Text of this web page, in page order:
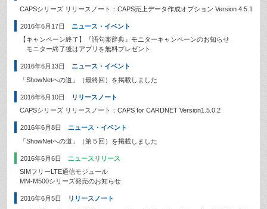
CAPSシリーズ リリースノート：CAPS売上データ作成オプション Version 4.5.1
2016年6月17日
ニュース・イベント
【キャンペーン終了】『語句楽辞典』モニターキャンペーンのお知らせ
モニター終了後はアプリを無料プレゼント
2016年6月13日
ニュース・イベント
「ShowNetへの道」（最終回）を掲載しました
2016年6月10日
リリースノート
CAPSシリーズ リリースノート：CAPS for CARDNET Version1.5.0.2
2016年6月8日
ニュース・イベント
「ShowNetへの道」（第５回）を掲載しました
2016年6月6日
ニュースリリース
SIMフリーLTE通信モジュール
MM-M500シリーズ発売のお知らせ
2016年6月5日
リリースノート